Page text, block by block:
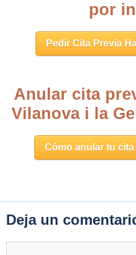
por
Pedir Cita Previa
Anular cita
Vilanova i la
Cómo anular tu
Deja un